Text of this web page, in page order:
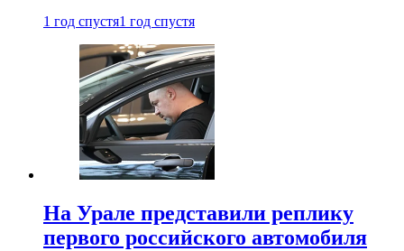
1 год спустя1 год спустя
На Урале представили реплику
первого российского автомобиля